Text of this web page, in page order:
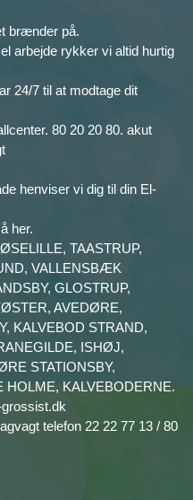
brænder på.
arbejde rykker vi altid hurtig
24/7 til at modtage dit
80 20 20 80. akut
henviser vi dig til din El-
her.
TAASTRUP,
VALLENSBÆK
GLOSTRUP,
AVEDØRE,
KALVEBOD STRAND,
ISHØJ,
STATIONSBY,
KALVEBODERNE.
telefon 22 22 77 13 / 80